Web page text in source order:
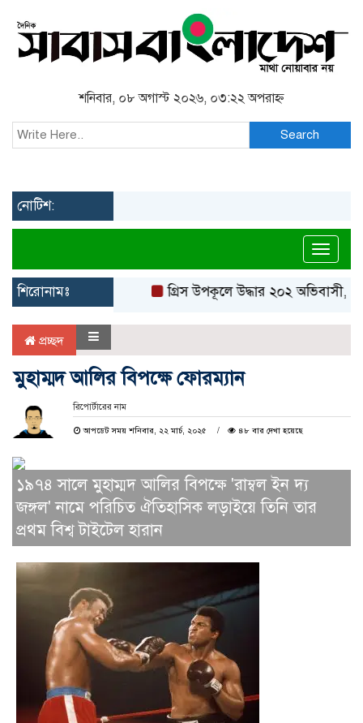
শনিবার, ০৮ অগাস্ট ২০২৬, ০৩:২২ অপরাহ্ন
Search
নোটিশ:
শিরোনামঃ গ্রিস উপকূলে উদ্ধার ২০২ অভিবাসী,
প্রচ্ছদ
মুহাম্মদ আলির বিপক্ষে ফোরম্যান
রিপোর্টারের নাম
আপডেট সময় শনিবার, ২২ মার্চ, ২০২৫ ৪৮ বার দেখা হয়েছে
১৯৭৪ সালে মুহাম্মদ আলির বিপক্ষে 'রাম্বল ইন দ্য
জঙ্গল' নামে পরিচিত ঐতিহাসিক লড়াইয়ে তিনি তার
প্রথম বিশ্ব টাইটেল হারান